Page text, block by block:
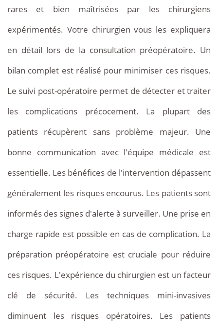
rares et bien maîtrisées par les chirurgiens
expérimentés. Votre chirurgien vous les expliquera
en détail lors de la consultation préopératoire. Un
bilan complet est réalisé pour minimiser ces risques.
Le suivi post-opératoire permet de détecter et traiter
les complications précocement. La plupart des
patients récupèrent sans problème majeur. Une
bonne communication avec l'équipe médicale est
essentielle. Les bénéfices de l'intervention dépassent
généralement les risques encourus. Les patients sont
informés des signes d'alerte à surveiller. Une prise en
charge rapide est possible en cas de complication. La
préparation préopératoire est cruciale pour réduire
ces risques. L'expérience du chirurgien est un facteur
clé de sécurité. Les techniques mini-invasives
diminuent les risques opératoires. Les patients